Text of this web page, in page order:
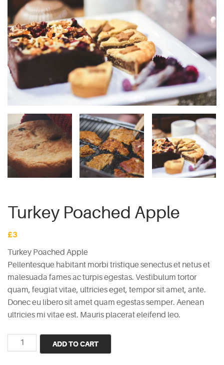
Turkey Poached Apple
£3
Turkey Poached Apple
Pellentesque habitant morbi tristique senectus et netus et
malesuada fames ac turpis egestas. Vestibulum tortor
quam, feugiat vitae, ultricies eget, tempor sit amet, ante.
Donec eu libero sit amet quam egestas semper. Aenean
ultricies mi vitae est. Mauris placerat eleifend leo.
Turkey
Poached
ADD TO CART